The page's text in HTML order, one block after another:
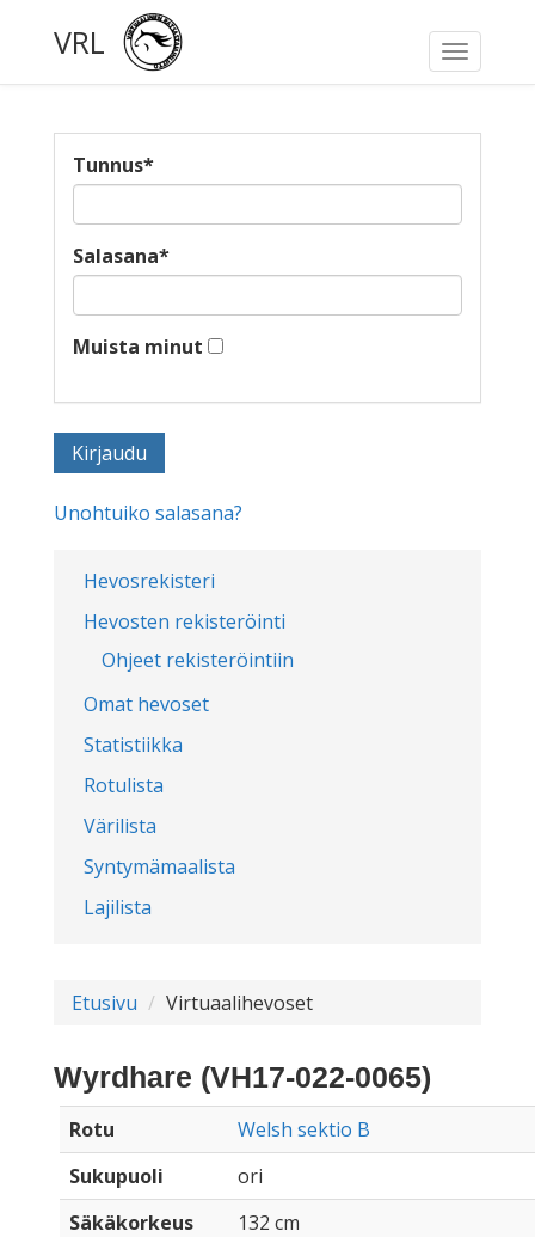
Toggle
VRL
Hevosrekisteri
Hevosten rekisteröinti
Ohjeet rekisteröintiin
Omat hevoset
Statistiikka
Rotulista
Värilista
Syntymämaalista
Lajilista
Tunnus*
Salasana*
Muista minut
Unohtuiko salasana?
Etusivu Virtuaalihevoset
Wyrdhare (VH17-022-0065)
Rotu
Welsh sektio B
Sukupuoli
ori
Säkäkorkeus
132 cm